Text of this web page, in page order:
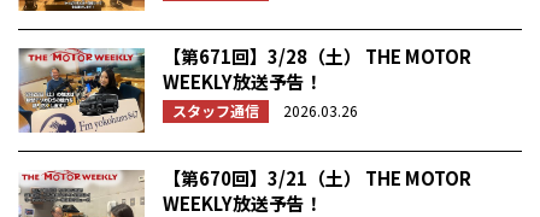
【第671回】3/28（土） THE MOTOR
WEEKLY放送予告！
スタッフ通信 2026.03.26
【第670回】3/21（土） THE MOTOR
WEEKLY放送予告！